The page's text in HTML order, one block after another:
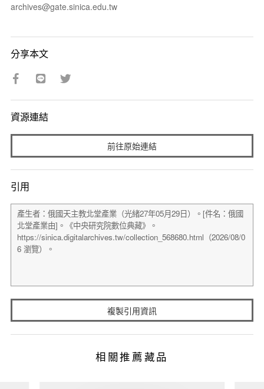
archives@gate.sinica.edu.tw
分享本文
資源連結
前往原始連結
引用
複製引用資訊
相關推薦藏品